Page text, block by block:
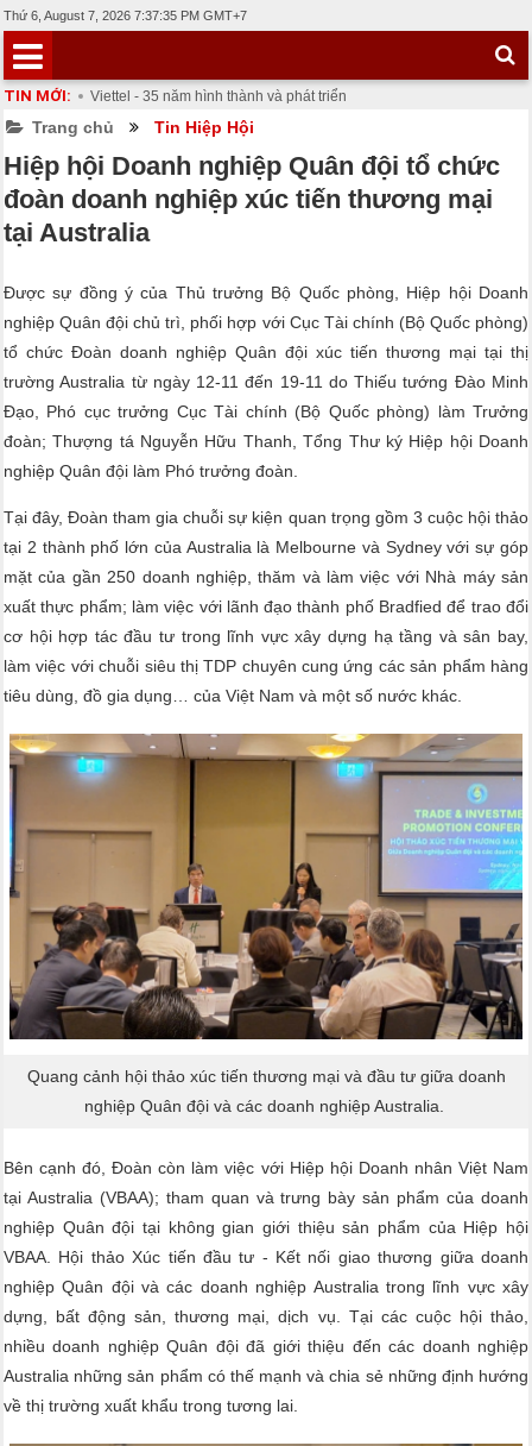
Thứ 6, August 7, 2026 7:37:37 PM GMT+7
Giới thiệu chung
Cơ cấu tổ chức
Ban chấp hành
Hoạt động
Tin Hiệp Hội
Chính sách pháp luật
Chính sách mới
VB Quy phạm
Hỏi đáp Pháp luật
Doanh nghiệp - Doanh nhân
Tiêu điểm
Sổ tay quản trị
Khởi nghiệp
Hội viên
Quyền lợi và nghĩa vụ của hội viên
Phiếu đăng ký hội viên
Sản phẩm của Hội viên
Liên hệ
TIN MỚI:
Viettel - 35 năm hình thành và phát triển
Thông báo mời tham gia Triển lãm Nhà
thông minh VIBT và Triển Lãm Quà Tặng Và
Đồ Gia Dụng Gia Đình Tại Vietnam –
Homeshow 2024
Việt Nam và Trung Quốc tăng cường xúc
tiến thương mại và giao thươn
Quỹ đầu tư 3 tỷ USD GSR Ventures chốt
Viettel - 35 năm hình thành và phát triển
Trang chủ Tin Hiệp Hội
Hiệp hội Doanh nghiệp Quân đội tổ chức
đoàn doanh nghiệp xúc tiến thương mại
tại Australia
Được sự đồng ý của Thủ trưởng Bộ Quốc phòng, Hiệp hội Doanh
nghiệp Quân đội chủ trì, phối hợp với Cục Tài chính (Bộ Quốc phòng)
tổ chức Đoàn doanh nghiệp Quân đội xúc tiến thương mại tại thị
trường Australia từ ngày 12-11 đến 19-11 do Thiếu tướng Đào Minh
Đạo, Phó cục trưởng Cục Tài chính (Bộ Quốc phòng) làm Trưởng
đoàn; Thượng tá Nguyễn Hữu Thanh, Tổng Thư ký Hiệp hội Doanh
nghiệp Quân đội làm Phó trưởng đoàn.
Tại đây, Đoàn tham gia chuỗi sự kiện quan trọng gồm 3 cuộc hội thảo
tại 2 thành phố lớn của Australia là Melbourne và Sydney với sự góp
mặt của gần 250 doanh nghiệp, thăm và làm việc với Nhà máy sản
xuất thực phẩm; làm việc với lãnh đạo thành phố Bradfied để trao đổi
cơ hội hợp tác đầu tư trong lĩnh vực xây dựng hạ tầng và sân bay,
làm việc với chuỗi siêu thị TDP chuyên cung ứng các sản phẩm hàng
tiêu dùng, đồ gia dụng… của Việt Nam và một số nước khác.
Quang cảnh hội thảo xúc tiến thương mại và đầu tư giữa doanh
nghiệp Quân đội và các doanh nghiệp Australia.
Bên cạnh đó, Đoàn còn làm việc với Hiệp hội Doanh nhân Việt Nam
tại Australia (VBAA); tham quan và trưng bày sản phẩm của doanh
nghiệp Quân đội tại không gian giới thiệu sản phẩm của Hiệp hội
VBAA. Hội thảo Xúc tiến đầu tư - Kết nối giao thương giữa doanh
nghiệp Quân đội và các doanh nghiệp Australia trong lĩnh vực xây
dựng, bất động sản, thương mại, dịch vụ. Tại các cuộc hội thảo,
nhiều doanh nghiệp Quân đội đã giới thiệu đến các doanh nghiệp
Australia những sản phẩm có thế mạnh và chia sẻ những định hướng
về thị trường xuất khẩu trong tương lai.